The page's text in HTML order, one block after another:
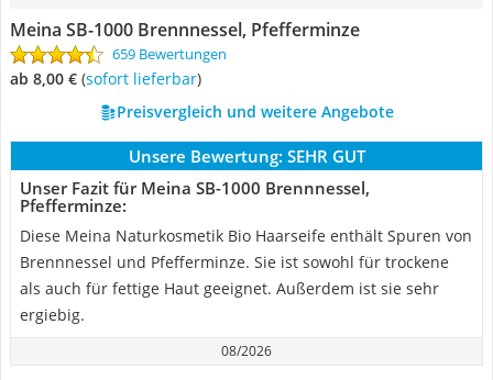
Meina SB-1000 Brennnessel, Pfefferminze
659 Bewertungen
ab 8,00 € ( Sofort lieferbar)
Preisvergleich und weitere Angebote
Unsere Bewertung: SEHR GUT
Unser Fazit für Meina SB-1000 Brennnessel,
Pfefferminze:
Diese Meina Naturkosmetik Bio Haarseife enthält Spuren von
Brennnessel und Pfefferminze. Sie ist sowohl für trockene
als auch für fettige Haut geeignet. Außerdem ist sie sehr
ergiebig.
08/2026